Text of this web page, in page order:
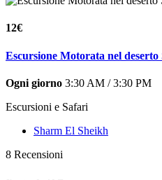
12€
Escursione Motorata nel
Ogni giorno 3:30 AM / 3:30 PM
Escursioni e Safari
Sharm El Sheikh
8 Recensioni